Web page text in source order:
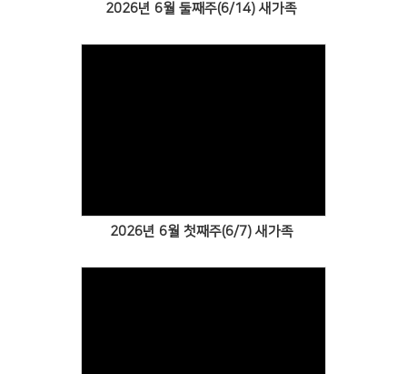
2026년 6월 둘째주(6/14) 새가족
2026년 6월 첫째주(6/7) 새가족